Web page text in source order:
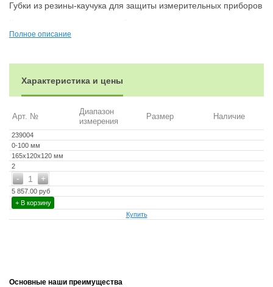
Губки из резины-каучука для защиты измерительных приборов
Полное описание
Характеристика и цены
Арт. №
Диапазон
измерения
Размер Наличие
239004
0-100 мм
165х120х120 мм
2
+
- 1
5 857.00 руб
+ В корзину
Купить
Основные наши преимущества